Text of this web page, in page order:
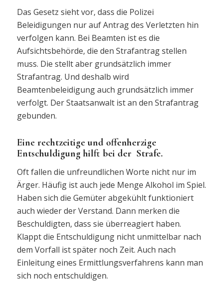
Das Gesetz sieht vor, dass die Polizei
Beleidigungen nur auf Antrag des Verletzten hin
verfolgen kann. Bei Beamten ist es die
Aufsichtsbehörde, die den Strafantrag stellen
muss. Die stellt aber grundsätzlich immer
Strafantrag. Und deshalb wird
Beamtenbeleidigung auch grundsätzlich immer
verfolgt. Der Staatsanwalt ist an den Strafantrag
gebunden.
Eine rechtzeitige und offenherzige
Entschuldigung hilft bei der Strafe.
Oft fallen die unfreundlichen Worte nicht nur im
Ärger. Häufig ist auch jede Menge Alkohol im Spiel.
Haben sich die Gemüter abgekühlt funktioniert
auch wieder der Verstand. Dann merken die
Beschuldigten, dass sie überreagiert haben.
Klappt die Entschuldigung nicht unmittelbar nach
dem Vorfall ist später noch Zeit. Auch nach
Einleitung eines Ermittlungsverfahrens kann man
sich noch entschuldigen.